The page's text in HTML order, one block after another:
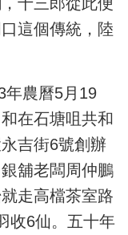
這個傳統，陸
年農曆5月19
在石塘咀共和
吉街6號創辦
舖老闆周仲鵬
走高檔茶室路
收6仙。五十年